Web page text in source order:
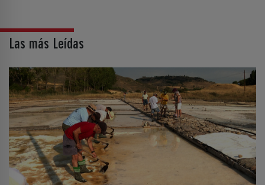
Las más Leídas